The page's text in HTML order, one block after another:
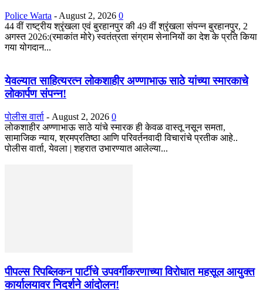
Police Warta - August 2, 2026 0
44 वीं राष्ट्रीय श्रृंखला एवं बुरहानपुर की 49 वीं श्रृंखला संपन्न बुरहानपुर, 2
अगस्त 2026:(रमाकांत मोरे) स्वतंत्रता संग्राम सेनानियों का देश के प्रति किया
गया योगदान...
येवल्यात साहित्यरत्न लोकशाहीर अण्णाभाऊ साठे यांच्या स्मारकाचे
लोकार्पण संपन्न!
पोलीस वार्ता - August 2, 2026 0
लोकशाहीर अण्णाभाऊ साठे यांचे स्मारक ही केवळ वास्तू नसून समता,
सामाजिक न्याय, श्रमप्रतिष्ठा आणि परिवर्तनवादी विचारांचे प्रतीक आहे..
पोलीस वार्ता, येवला | शहरात उभारण्यात आलेल्या...
पीपल्स रिपब्लिकन पार्टीचे उपवर्गीकरणाच्या विरोधात महसूल आयुक्त
कार्यालयावर निदर्शने आंदोलन!